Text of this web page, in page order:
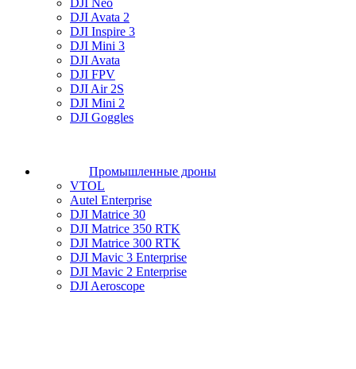
DJI Neo
DJI Avata 2
DJI Inspire 3
DJI Mini 3
DJI Avata
DJI FPV
DJI Air 2S
DJI Mini 2
DJI Goggles
Промышленные дроны
VTOL
Autel Enterprise
DJI Matrice 30
DJI Matrice 350 RTK
DJI Matrice 300 RTK
DJI Mavic 3 Enterprise
DJI Mavic 2 Enterprise
DJI Aeroscope